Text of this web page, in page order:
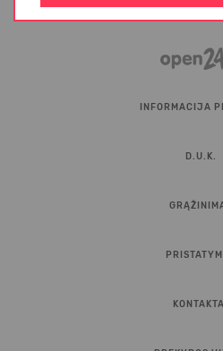
INFORMACIJA
D.U.K.
KONTAKTAI